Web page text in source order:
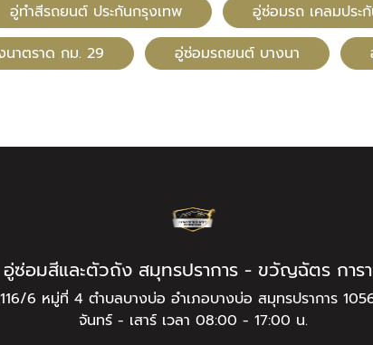
อู่ทําสีรถยนต์ ประกันกรุงเทพ อู่ซ่อมรถ เคลมประ
าตราด กม. 29
อู่ซ่อมรถยนต์ บางนา
อู่ซ่อมสีและตัวถัง สมุทรปราการ - ขวัญฉัตร การ
116/6 หมู่ที่ 4 ตำบลบางบ่อ อำเภอบางบ่อ สมุทรปราการ
จันทร์ - เสาร์ เวลา 08:00 - 17:00 น.